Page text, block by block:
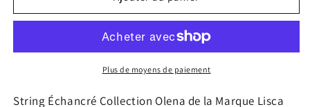
String
Lisca
String
Olena
Lisca
Plus de moyens de paiement
String Échancré Collection Olena de la Marque Lisca